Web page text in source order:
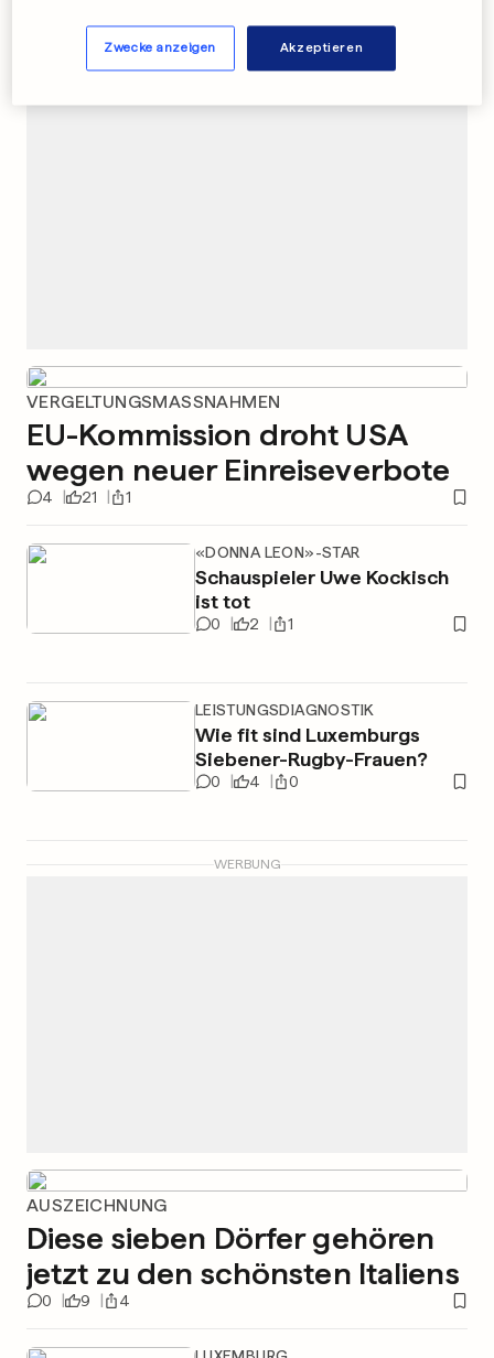
VERGELTUNGSMASSNAHMEN
EU-Kommission droht USA
wegen neuer Einreiseverbote
4 21 1
«DONNA LEON»-STAR
Schauspieler Uwe Kockisch
ist tot
0 2 1
LEISTUNGSDIAGNOSTIK
Wie fit sind Luxemburgs
Siebener-Rugby-Frauen?
0 4 0
WERBUNG
AUSZEICHNUNG
Diese sieben Dörfer gehören
jetzt zu den schönsten Italiens
0 9 4
Zwecke anzeigen Akzeptieren